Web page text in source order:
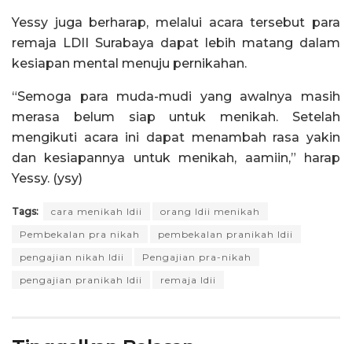
Yessy juga berharap, melalui acara tersebut para
remaja LDII Surabaya dapat lebih matang dalam
kesiapan mental menuju pernikahan.
“Semoga para muda-mudi yang awalnya masih
merasa belum siap untuk menikah. Setelah
mengikuti acara ini dapat menambah rasa yakin
dan kesiapannya untuk menikah, aamiin,” harap
Yessy. (ysy)
Tags: cara menikah ldii
orang ldii menikah
Pembekalan pra nikah
pembekalan pranikah ldii
pengajian nikah ldii
Pengajian pra-nikah
pengajian pranikah ldii
remaja ldii